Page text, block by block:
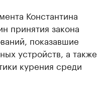
Константина
принятия закона
показавшие
устройств, а также
курения среди